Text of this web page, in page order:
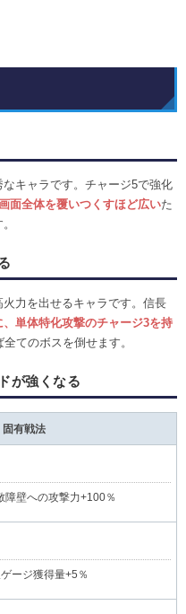
キャラです。チャージ5で強化
面全体を覆いつくすほど広いた
力を出せるキャラです。信長
単体特化攻撃のチャージ3を持
てのボスを倒せます。
が強くなる
固有戦法
障壁への攻撃力+100％
ージ獲得量+5％